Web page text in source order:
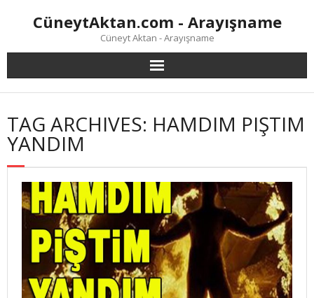
CüneytAktan.com - Arayışname
Cüneyt Aktan - Arayışname
TAG ARCHIVES: HAMDIM PIŞTIM
YANDIM